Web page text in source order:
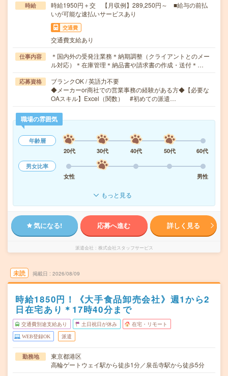
時給
時給1950円＋交 【月収例】289,250円～ ■給与の前払
いが可能な速払いサービスあり
交通費
交通費支給あり
仕事内容
＊国内外の受発注業務＊納期調整（クライアントとのメー
ル対応）＊在庫管理＊納品書や請求書の作成・送付＊…
応募資格
ブランクOK / 英語力不要
◆メーカーor商社での営業事務の経験がある方◆【必要な
OAスキル】Excel（関数） #初めての派遣…
職場の雰囲気
年齢層
20代
30代 40代 50代
60代
男女比率
女性
男性
もっと見る
気になる! 応募へ進む 詳しく見る
派遣会社 株式会社スタッフサービス
未読 掲載日 2026/08/09
時給1850円！《大手食品卸売会社》週1から2
日在宅あり＊17時40分まで
交通費別途支給あり 土日祝日が休み 在宅・リモート
WEB登録OK 派遣
勤務地
東京都港区
高輪ゲートウェイ駅から徒歩1分／泉岳寺駅から徒歩5分